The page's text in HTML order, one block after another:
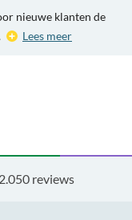
nieuwe klanten de
Lees meer
2.050 reviews